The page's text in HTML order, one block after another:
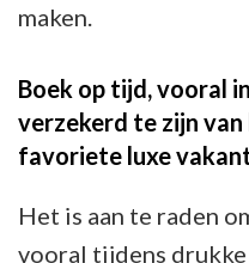
maken.
Boek op tijd, vooral
verzekerd te zijn
favoriete luxe
Het is aan te raden
vooral tijdens